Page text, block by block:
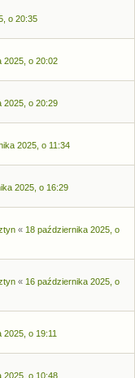
o 20:35
2025, o 20:02
2025, o 20:29
2025, o 11:34
2025, o 16:29
« 18 października 2025, o
« 16 października 2025, o
2025, o 19:11
2025, o 10:48